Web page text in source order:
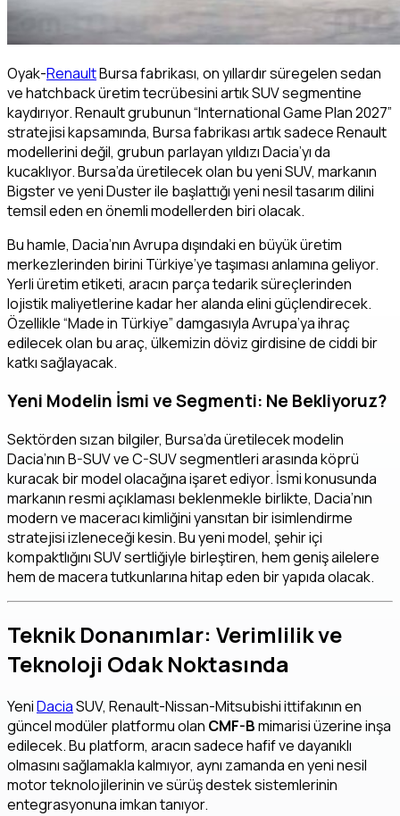
Oyak-RenaultBursa fabrikası, on yıllardır süregelen sedan
ve hatchback üretim tecrübesini artık SUV segmentine
kaydırıyor. Renault grubunun “International Game Plan 2027”
stratejisi kapsamında, Bursa fabrikası artık sadece Renault
modellerini değil, grubun parlayan yıldızı Dacia’yı da
kucaklıyor. Bursa’da üretilecek olan bu yeni SUV, markanın
Bigster ve yeni Duster ile başlattığı yeni nesil tasarım dilini
temsil eden en önemli modellerden biri olacak.
Bu hamle, Dacia’nın Avrupa dışındaki en büyük üretim
merkezlerinden birini Türkiye’ye taşıması anlamına geliyor.
Yerli üretim etiketi, aracın parça tedarik süreçlerinden
lojistik maliyetlerine kadar her alanda elini güçlendirecek.
Özellikle “Made in Türkiye” damgasıyla Avrupa’ya ihraç
edilecek olan bu araç, ülkemizin döviz girdisine de ciddi bir
katkı sağlayacak.
Yeni Modelin İsmi ve Segmenti: Ne Bekliyoruz?
Sektörden sızan bilgiler, Bursa’da üretilecek modelin
Dacia’nın B-SUV ve C-SUV segmentleri arasında köprü
kuracak bir model olacağına işaret ediyor. İsmi konusunda
markanın resmi açıklaması beklenmekle birlikte, Dacia’nın
modern ve maceracı kimliğini yansıtan bir isimlendirme
stratejisi izleneceği kesin. Bu yeni model, şehir içi
kompaktlığını SUV sertliğiyle birleştiren, hem geniş ailelere
hem de macera tutkunlarına hitap eden bir yapıda olacak.
Teknik Donanımlar: Verimlilik ve
Teknoloji Odak Noktasında
YeniDaciaSUV, Renault-Nissan-Mitsubishi ittifakının en
güncel modüler platformu olan CMF-Bmimarisi üzerine inşa
edilecek. Bu platform, aracın sadece hafif ve dayanıklı
olmasını sağlamakla kalmıyor, aynı zamanda en yeni nesil
motor teknolojilerinin ve sürüş destek sistemlerinin
entegrasyonuna imkan tanıyor.